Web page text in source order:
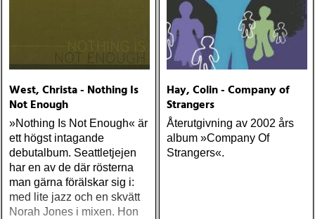
Guy Clark My Favorite
Richard Lindgren Driftwood
(Rootsy) Chip Taylor Block
Out The Sirens Of This
Lonely World (Trainwreck)
Nick Cave & The Bad
Seeds Push The Sky Away
(Bad Seed) Andi Almqvist
Warsaw Holiday (Rootsy)
Townes Van Zandt
West, Christa - Nothing Is
Not Enough
»Nothing Is Not Enough« är
ett högst intagande
debutalbum. Seattletjejen
har en av de där rösterna
man gärna förälskar sig i:
med lite jazz och en skvätt
Norah Jones i mixen. Hon
Hay, Colin - Company of
Strangers
Återutgivning av 2002 års
album »Company Of
Strangers«.